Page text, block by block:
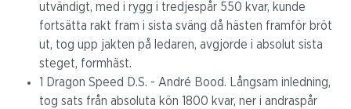
utvändigt, med i rygg i tredjespår 550 kvar, kunde
fortsätta rakt fram i sista sväng då hästen framför bröt
ut, tog upp jakten på ledaren, avgjorde i absolut sista
steget, formhäst.
1 Dragon Speed D.S. - André Bood. Långsam inledning,
tog sats från absoluta kön 1800 kvar, ner i andraspår